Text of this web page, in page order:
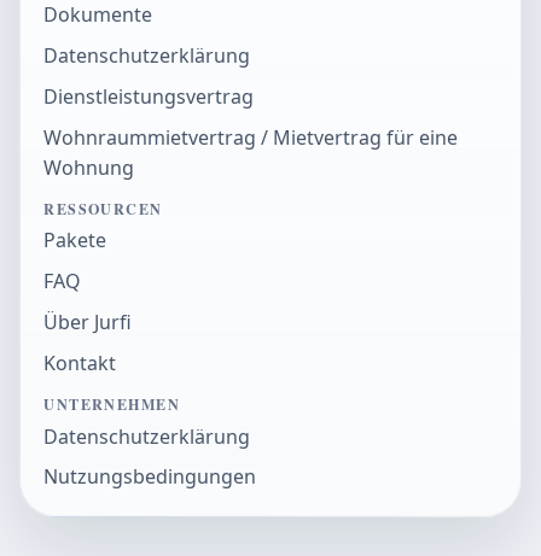
Dokumente
Datenschutzerklärung
Dienstleistungsvertrag
Wohnraummietvertrag / Mietvertrag für eine
Wohnung
RESSOURCEN
Pakete
FAQ
Über Jurfi
Kontakt
UNTERNEHMEN
Datenschutzerklärung
Nutzungsbedingungen